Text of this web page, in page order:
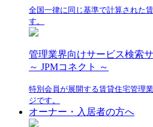
全国一律に同じ基準で計算された
す。
管理業界向けサービス検索
～ JPMコネクト ～
特別会員が展開する賃貸住宅管理
ジです。
オーナー・入居者の方へ